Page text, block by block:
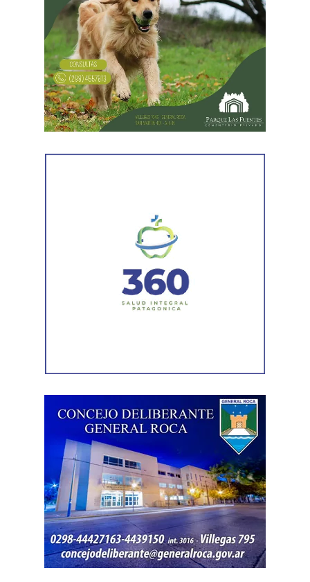
del trámite se incorporó la documentación presentada, se
ordenó la publicación de edictos y se dispusieron
distintas medidas previas. En esa etapa la demanda
todavía no había sido notificada al progenitor.
Al comunicar su decisión de desistir, explicó que el
proceso terapéutico le permitió replantear el conflicto
desde otra perspectiva. Expresó que quería intentar
perdido y brindarse mutuamente una oportunidad antes
la magistrada explicó que el
desistimiento es una forma de poner fin
anticipadamente a un proceso judicial cuando una de
las partes decide no continuar con la acción.
Agregó que el Código Procesal Civil y Comercial autoriza
esa posibilidad siempre que, si la demanda ya fue
concretado, la jueza entendió que estaban cumplidos
todos los requisitos legales para admitir el desistimiento y
declarar extinguido el proceso.
«En virtud de ello entiendo que se encuentran
configurados los recaudos previstos en el artículo 278,
para que opere el desistimiento del proceso por voluntad
de la parte», explicó. Además, se estableció que las
actuaciones permanezcan archivadas en formato digital,
conforme a la normativa vigente del Poder Judicial de Río
Negro.